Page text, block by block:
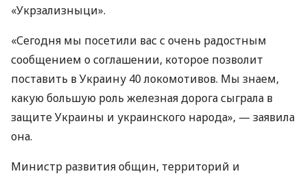
«Укрзализныци».
«Сегодня мы посетили вас с очень радостным
сообщением о соглашении, которое позволит
поставить в Украину 40 локомотивов. Мы знаем,
какую большую роль железная дорога сыграла в
защите Украины и украинского народа», — заявила
она.
Министр развития общин, территорий и